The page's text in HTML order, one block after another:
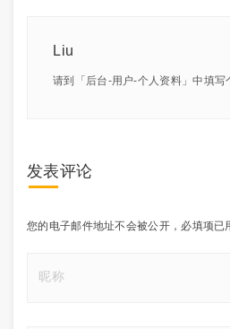
Liu
请到「后台-用户-个人资料」中填写
发表评论
您的电子邮件地址不会被公开， 必填项已